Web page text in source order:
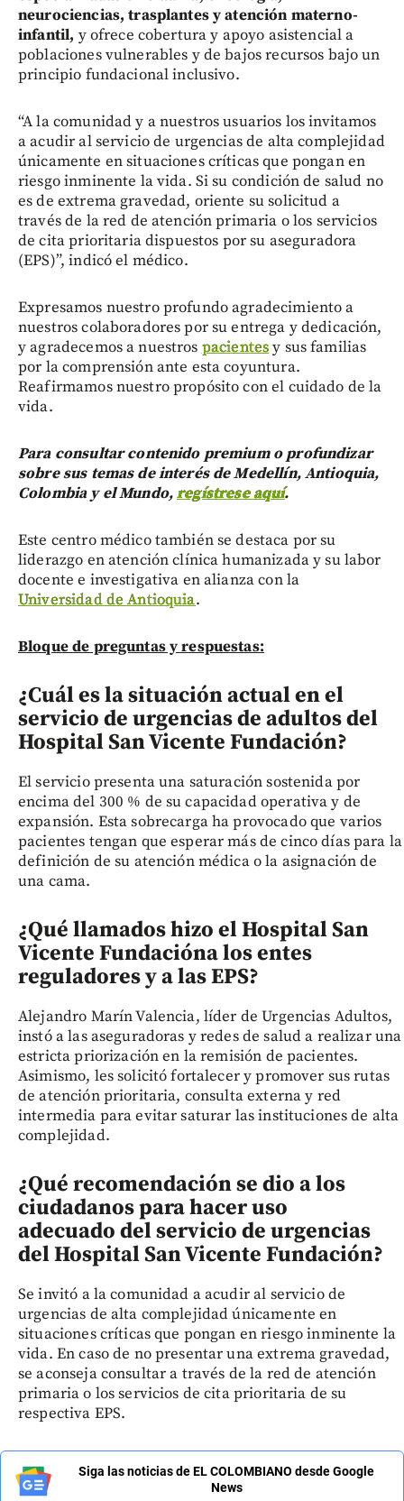
neurociencias, trasplantes y atención materno-
infantil, y ofrece cobertura y apoyo asistencial a
poblaciones vulnerables y de bajos recursos bajo un
principio fundacional inclusivo.
“A la comunidad y a nuestros usuarios los invitamos
a acudir al servicio de urgencias de alta complejidad
únicamente en situaciones críticas que pongan en
riesgo inminente la vida. Si su condición de salud no
es de extrema gravedad, oriente su solicitud a
través de la red de atención primaria o los servicios
de cita prioritaria dispuestos por su aseguradora
(EPS)”, indicó el médico.
Expresamos nuestro profundo agradecimiento a
nuestros colaboradores por su entrega y dedicación,
y agradecemos a nuestros pacientesy sus familias
por la comprensión ante esta coyuntura.
Reafirmamos nuestro propósito con el cuidado de la
vida.
Para consultar contenido premium o profundizar
sobre sus temas de interés de Medellín, Antioquia,
Colombia y el Mundo,regístrese aquí.
Este centro médico también se destaca por su
liderazgo en atención clínica humanizada y su labor
docente e investigativa en alianza con la
Universidad de Antioquia.
Bloque de preguntas y respuestas:
¿Cuál es la situación actual en el
servicio de urgencias de adultos del
Hospital San Vicente Fundación?
El servicio presenta una saturación sostenida por
encima del 300 % de su capacidad operativa y de
expansión. Esta sobrecarga ha provocado que varios
pacientes tengan que esperar más de cinco días para la
definición de su atención médica o la asignación de
una cama.
¿Qué llamados hizo el Hospital San
Vicente Fundacióna los entes
reguladores y a las EPS?
Alejandro Marín Valencia, líder de Urgencias Adultos,
instó a las aseguradoras y redes de salud a realizar una
estricta priorización en la remisión de pacientes.
Asimismo, les solicitó fortalecer y promover sus rutas
de atención prioritaria, consulta externa y red
intermedia para evitar saturar las instituciones de alta
complejidad.
¿Qué recomendación se dio a los
ciudadanos para hacer uso
adecuado del servicio de urgencias
del Hospital San Vicente Fundación?
Se invitó a la comunidad a acudir al servicio de
urgencias de alta complejidad únicamente en
situaciones críticas que pongan en riesgo inminente la
vida. En caso de no presentar una extrema gravedad,
se aconseja consultar a través de la red de atención
primaria o los servicios de cita prioritaria de su
respectiva EPS.
Siga las noticias de EL COLOMBIANO desde Google
News